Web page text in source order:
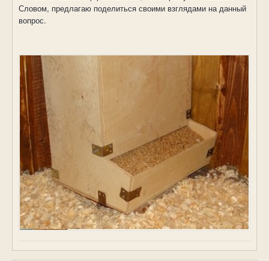
Словом, предлагаю поделиться своими взглядами на данный
вопрос.